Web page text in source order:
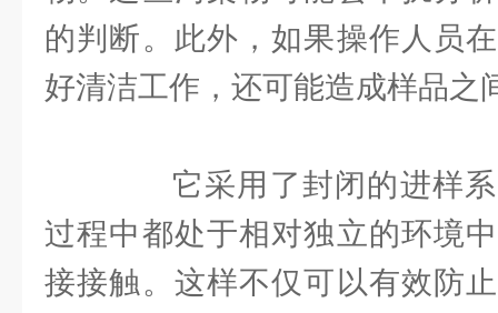
的判断。此外，如果操作人员
好清洁工作，还可能造成样品之
它采用了封闭的进样系
过程中都处于相对独立的环境
接接触。这样不仅可以有效防